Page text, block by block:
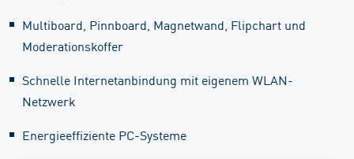
Multiboard, Pinnboard, Magnetwand, Flipchart und
Moderationskoffer
Schnelle Internetanbindung mit eigenem WLAN-
Netzwerk
Energieeffiziente PC-Systeme